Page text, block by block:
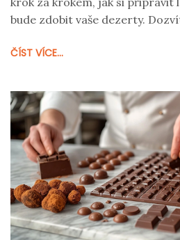
bude zdobit vaše dezerty.
přidám několik tipů, jak polevu
ČÍST VÍCE...